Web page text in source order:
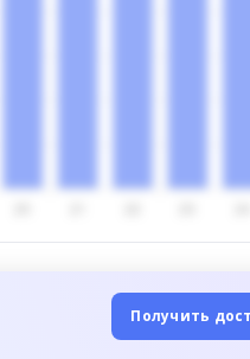
Получить